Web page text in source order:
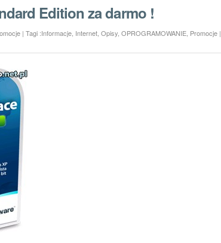
Edition za darmo !
| Tagi :Informacje Internet Opisy OPROGRAMOWANIE Promocje |